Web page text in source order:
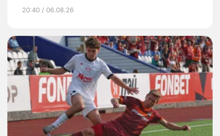
20:40 / 06.08.26